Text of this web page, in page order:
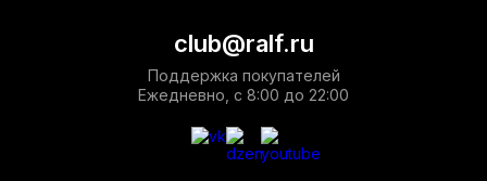
club@ralf.ru
Поддержка покупателей
Ежедневно, с 8:00 до 22:00